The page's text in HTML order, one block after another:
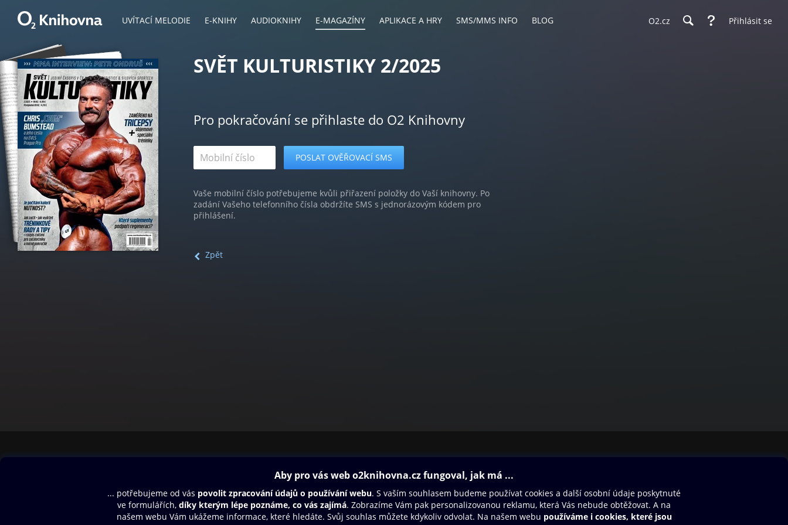
UVÍTACÍ MELODIE E-KNIHY AUDIOKNIHY E-MAGAZÍNY APLIKACE A HRY SMS/MMS INFO BLOG O2.cz Přihlásit se
SVĚT KULTURISTIKY 2/2025
Pro pokračování se přihlaste do O2 Knihovny
Vaše mobilní číslo potřebujeme kvůli přiřazení položky do Vaší knihovny. Po
zadání Vašeho telefonního čísla obdržíte SMS s jednorázovým kódem pro
přihlášení.
Zpět
Aplikace a hry
SMS/MMS Info
Blog
Dárkový poukaz
Nápověda
Oneplay Originály
Sport